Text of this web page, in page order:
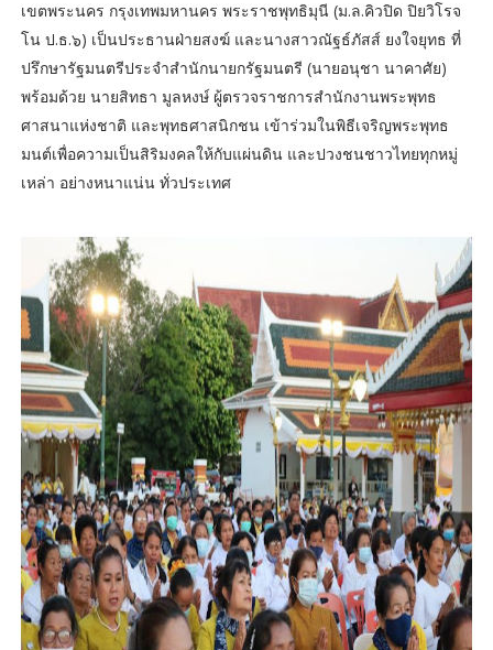
เขตพระนคร กรุงเทพมหานคร พระราชพุทธิมุนี (ม.ล.คิวปิด ปิยวิโรจ
โน ป.ธ.๖) เป็นประธานฝ่ายสงฆ์ และนางสาวณัฐธ์ภัสส์ ยงใจยุทธ ที่
ปรึกษารัฐมนตรีประจำสำนักนายกรัฐมนตรี (นายอนุชา นาคาศัย)
พร้อมด้วย นายสิทธา มูลหงษ์ ผู้ตรวจราชการสำนักงานพระพุทธ
ศาสนาแห่งชาติ และพุทธศาสนิกชน เข้าร่วมในพิธีเจริญพระพุทธ
มนต์เพื่อความเป็นสิริมงคลให้กับแผ่นดิน และปวงชนชาวไทยทุกหมู่
เหล่า อย่างหนาแน่น ทั่วประเทศ